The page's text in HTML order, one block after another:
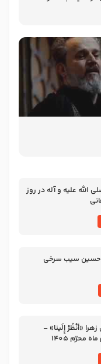
الله علیه و آله در روز
حسین سیب سرخی
«أُنْظُرْ إِلَینا» –
محرّم 1405